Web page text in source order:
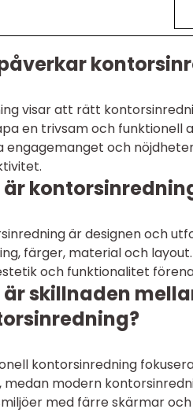
visar att rätt
en trivsam och funktionell
engagemanget och
är designen och
färger, material och
och funktionalitet
skillnaden
kontorsinredning
medan modern
med färre skärmar